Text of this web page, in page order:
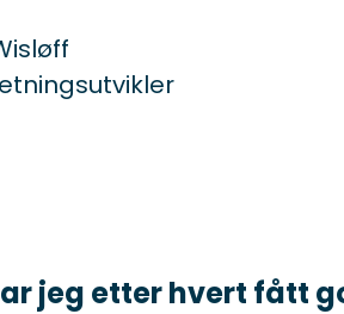
jeg etter hvert fått